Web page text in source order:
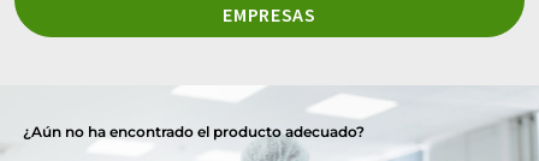
EMPRESAS
¿Aún no ha encontrado el producto adecuado?